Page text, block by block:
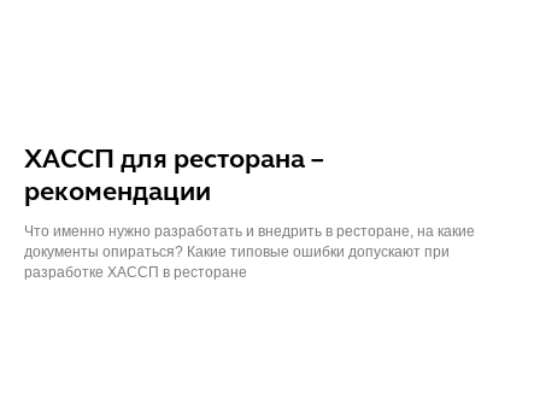
ХАССП для ресторана –
рекомендации
Что именно нужно разработать и внедрить в ресторане, на какие
документы опираться? Какие типовые ошибки допускают при
разработке ХАССП в ресторане